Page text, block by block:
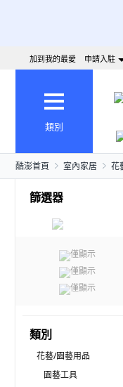
加到我的最愛 申請入駐
類別
酷澎首頁 室內家居 花
篩選器
僅顯示
僅顯示
僅顯示
類別
花藝/園藝用品
園藝工具